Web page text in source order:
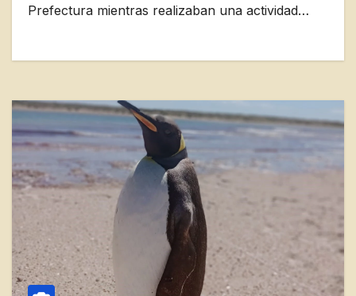
Prefectura mientras realizaban una actividad…